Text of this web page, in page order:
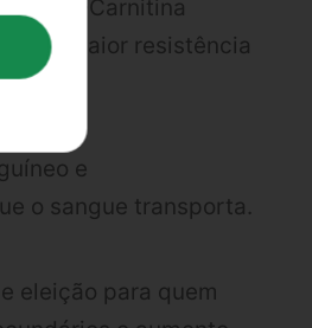
a L-Carnitina
uma maior resistência
e
o sangue transporta.
eleição para quem